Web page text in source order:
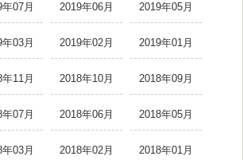
07月 2019年06月 2019年05月
03月 2019年02月 2019年01月
11月 2018年10月 2018年09月
07月 2018年06月 2018年05月
03月 2018年02月 2018年01月